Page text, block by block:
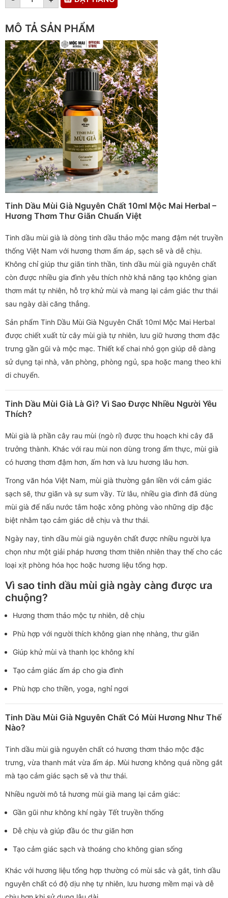
MÔ TẢ SẢN PHẨM
Tinh Dầu Mùi Già Nguyên Chất 10ml Mộc Mai Herbal –
Hương Thơm Thư Giãn Chuẩn Việt
Tinh dầu mùi già là dòng tinh dầu thảo mộc mang đậm nét truyền
thống Việt Nam với hương thơm ấm áp, sạch sẽ và dễ chịu.
Không chỉ giúp thư giãn tinh thần, tinh dầu mùi già nguyên chất
còn được nhiều gia đình yêu thích nhờ khả năng tạo không gian
thơm mát tự nhiên, hỗ trợ khử mùi và mang lại cảm giác thư thái
sau ngày dài căng thẳng.
Sản phẩm Tinh Dầu Mùi Già Nguyên Chất 10ml Mộc Mai Herbal
được chiết xuất từ cây mùi già tự nhiên, lưu giữ hương thơm đặc
trưng gần gũi và mộc mạc. Thiết kế chai nhỏ gọn giúp dễ dàng
sử dụng tại nhà, văn phòng, phòng ngủ, spa hoặc mang theo khi
di chuyển.
Tinh Dầu Mùi Già Là Gì? Vì Sao Được Nhiều Người Yêu
Thích?
Mùi già là phần cây rau mùi (ngò rí) được thu hoạch khi cây đã
trưởng thành. Khác với rau mùi non dùng trong ẩm thực, mùi già
có hương thơm đậm hơn, ấm hơn và lưu hương lâu hơn.
Trong văn hóa Việt Nam, mùi già thường gắn liền với cảm giác
sạch sẽ, thư giãn và sự sum vầy. Từ lâu, nhiều gia đình đã dùng
mùi già để nấu nước tắm hoặc xông phòng vào những dịp đặc
biệt nhằm tạo cảm giác dễ chịu và thư thái.
Ngày nay, tinh dầu mùi già nguyên chất được nhiều người lựa
chọn như một giải pháp hương thơm thiên nhiên thay thế cho các
loại xịt phòng hóa học hoặc hương liệu tổng hợp.
Vì sao tinh dầu mùi già ngày càng được ưa
chuộng?
Hương thơm thảo mộc tự nhiên, dễ chịu
Phù hợp với người thích không gian nhẹ nhàng, thư giãn
Giúp khử mùi và thanh lọc không khí
Tạo cảm giác ấm áp cho gia đình
Phù hợp cho thiền, yoga, nghỉ ngơi
Tinh Dầu Mùi Già Nguyên Chất Có Mùi Hương Như Thế
Nào?
Tinh dầu mùi già nguyên chất có hương thơm thảo mộc đặc
trưng, vừa thanh mát vừa ấm áp. Mùi hương không quá nồng gắt
mà tạo cảm giác sạch sẽ và thư thái.
Nhiều người mô tả hương mùi già mang lại cảm giác:
Gần gũi như không khí ngày Tết truyền thống
Dễ chịu và giúp đầu óc thư giãn hơn
Tạo cảm giác sạch và thoáng cho không gian sống
Khác với hương liệu tổng hợp thường có mùi sắc và gắt, tinh dầu
nguyên chất có độ dịu nhẹ tự nhiên, lưu hương mềm mại và dễ